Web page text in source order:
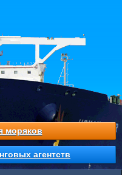
моряков
агентств